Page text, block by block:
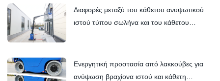
Διαφορές μεταξύ του κάθετου ανυψωτικού
ιστού τύπου σωλήνα και του κάθετου
Hi11T έναντι Hi13
Ενεργητική προστασία από λακκούβες για
ανύψωση βραχίονα ιστού και κάθετη